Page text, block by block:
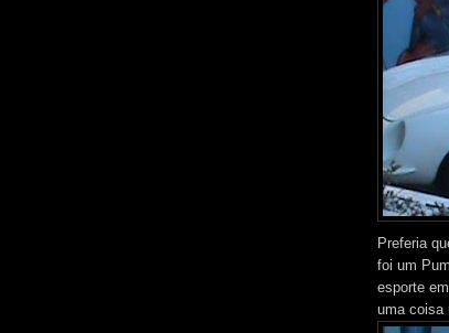
Preferia
foi um
esporte
uma coisa